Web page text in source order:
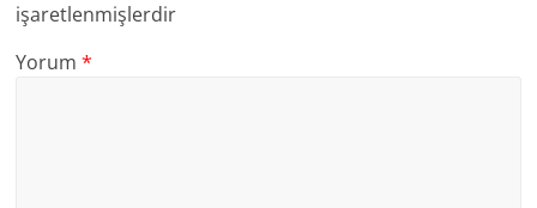
işaretlenmişlerdir
Yorum*